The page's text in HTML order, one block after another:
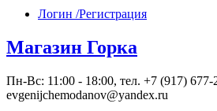
Логин /Регистрация
Магазин Горка
Пн-Вс: 11:00 - 18:00, тел. +7 (917) 677-
evgenijchemodanov@yandex.ru